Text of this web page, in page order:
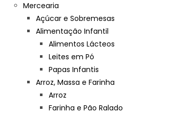
Mercearia
Açúcar e Sobremesas
Alimentação Infantil
Alimentos Lácteos
Leites em Pó
Papas Infantis
Arroz, Massa e Farinha
Arroz
Farinha e Pão Ralado